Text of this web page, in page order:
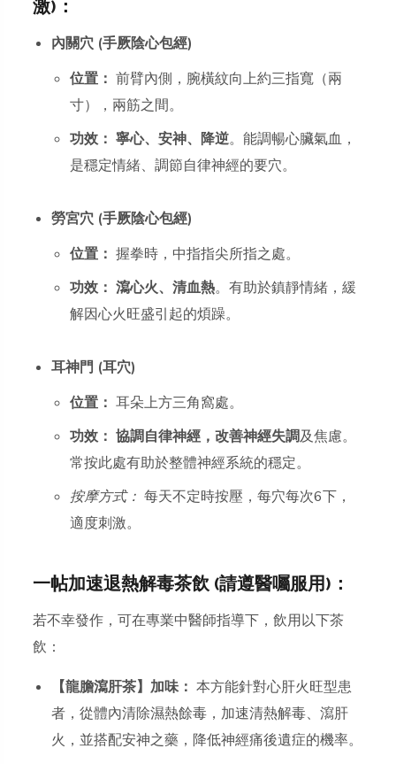
激)：
內關穴 (手厥陰心包經)
位置： 前臂內側，腕橫紋向上約三指寬（兩
寸），兩筋之間。
功效： 寧心、安神、降逆。能調暢心臟氣血，
是穩定情緒、調節自律神經的要穴。
勞宮穴 (手厥陰心包經)
位置： 握拳時，中指指尖所指之處。
功效： 瀉心火、清血熱。有助於鎮靜情緒，緩
解因心火旺盛引起的煩躁。
耳神門 (耳穴)
位置： 耳朵上方三角窩處。
功效： 協調自律神經，改善神經失調及焦慮。
常按此處有助於整體神經系統的穩定。
按摩方式： 每天不定時按壓，每穴每次6下，
適度刺激。
一帖加速退熱解毒茶飲 (請遵醫囑服用)：
若不幸發作，可在專業中醫師指導下，飲用以下茶
飲：
【龍膽瀉肝茶】加味： 本方能針對心肝火旺型患
者，從體內清除濕熱餘毒，加速清熱解毒、瀉肝
火，並搭配安神之藥，降低神經痛後遺症的機率。